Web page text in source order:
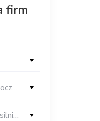
firm
Wojskowy przemysł stoczniowy
Produkcja wojskowych silników okrętowych